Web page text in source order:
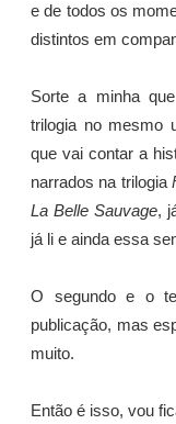
e de todos os
distintos em
Sorte a minha
trilogia no mesmo
que vai contar a
narrados na trilogia
La Belle Sauvage,
já li e ainda essa
O segundo e o
publicação, mas
muito.
Então é isso, vou